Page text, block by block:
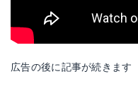
広告の後に記事が続きます